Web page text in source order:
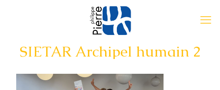
SIETAR Archipel humain 2